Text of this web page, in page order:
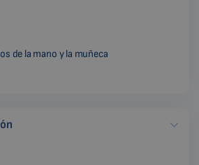
de la mano y la muñeca